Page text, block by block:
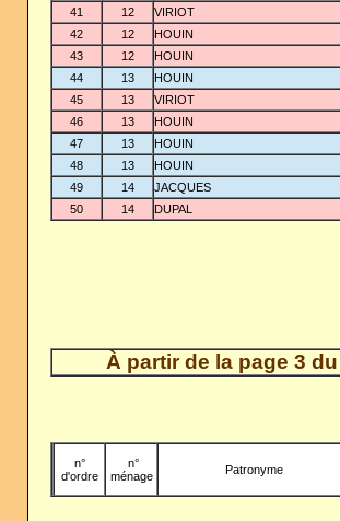
41
12 VIRIOT
42
12 HOUIN
43
12 HOUIN
44
13 HOUIN
45
13 VIRIOT
46
13 HOUIN
47
13 HOUIN
48
13 HOUIN
49
14 JACQUES
50
14 DUPAL
À partir de la page 3
n°
d'ordre
-n°
ménage
Patronyme